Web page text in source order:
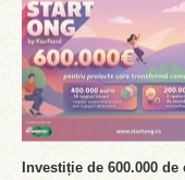
Investiție de 600.000